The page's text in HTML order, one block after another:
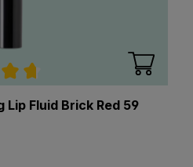
promedio de 4.7 de 5
Lip Fluid Brick Red 59